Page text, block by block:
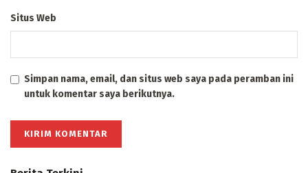
Situs Web
Simpan nama, email, dan situs web saya pada peramban ini
untuk komentar saya berikutnya.